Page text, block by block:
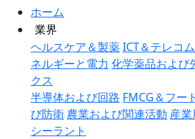
ホーム
業界
ヘルスケア＆製薬ICT＆テレコム
ネルギーと電力 化学薬品および
クス
半導体および回路 FMCG＆フー
び防衛 農業および関連活動 産
シーラント